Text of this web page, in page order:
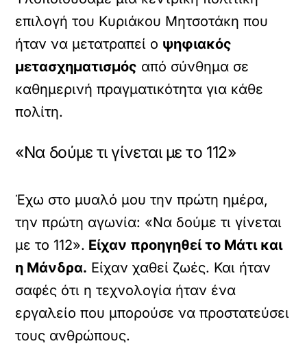
επιλογή του Κυριάκου Μητσοτάκη που
ήταν να μετατραπεί ο ψηφιακός
μετασχηματισμός από σύνθημα σε
καθημερινή πραγματικότητα για κάθε
πολίτη.
«Να δούμε τι γίνεται με το 112»
Έχω στο μυαλό μου την πρώτη ημέρα,
την πρώτη αγωνία: «Να δούμε τι γίνεται
με το 112». Είχαν προηγηθεί το Μάτι και
η Μάνδρα. Είχαν χαθεί ζωές. Και ήταν
σαφές ότι η τεχνολογία ήταν ένα
εργαλείο που μπορούσε να προστατεύσει
τους ανθρώπους.